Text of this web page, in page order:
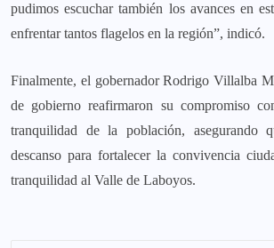
pudimos escuchar también los avances en
enfrentar tantos flagelos en la región”, indicó.
Finalmente, el gobernador Rodrigo Villalba
de gobierno reafirmaron su compromiso
tranquilidad de la población, asegurando
descanso para fortalecer la convivencia
tranquilidad al Valle de Laboyos.